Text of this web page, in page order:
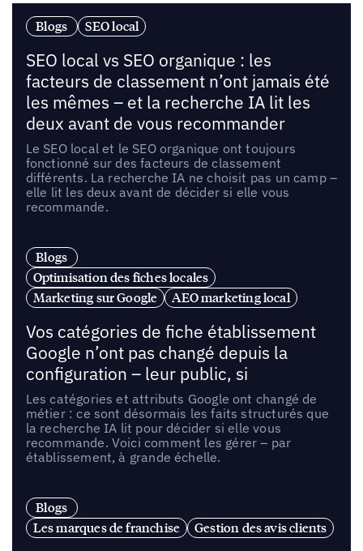
Blogs SEO local
SEO local vs SEO organique : les
facteurs de classement n’ont jamais été
les mêmes – et la recherche IA lit les
deux avant de vous recommander
Le SEO local et le SEO organique ont toujours
fonctionné sur des facteurs de classement
différents. La recherche IA ne choisit pas un camp –
elle lit les deux avant de décider si elle vous
recommande.
Blogs
Optimisation des fiches locales
Marketing sur Google
AEO marketing local
Vos catégories de fiche établissement
Google n’ont pas changé depuis la
configuration – leur public, si
Les catégories et attributs Google ont changé de
métier : ce sont désormais les faits structurés que
la recherche IA lit pour décider si elle vous
recommande. Voici comment les gérer – par
établissement, à grande échelle.
Blogs
Les marques de franchise
Gestion des avis clients